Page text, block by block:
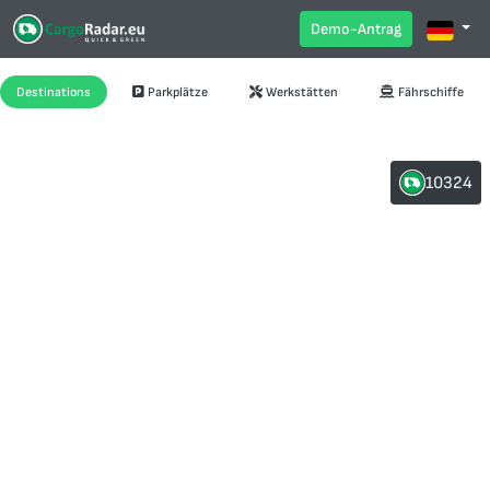
Demo-Antrag
Destinations Parkplätze Werkstätten Fährschiffe
10324